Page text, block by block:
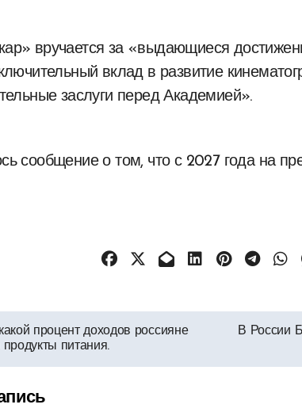
вручается за «выдающиеся
вклад в развитие
заслуги перед Академией».
сообщение о том, что с 2027 года на
процент доходов россияне
питания.
В России